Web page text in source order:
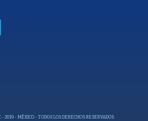
2019 - MÉXICO - TODOS LOS DERECHOS RESERVADOS.